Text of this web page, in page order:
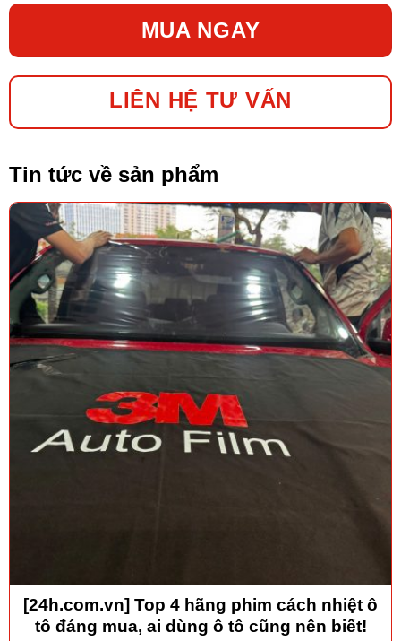
MUA NGAY
LIÊN HỆ TƯ VẤN
Tin tức về sản phẩm
[24h.com.vn] Top 4 hãng phim cách nhiệt ô
tô đáng mua, ai dùng ô tô cũng nên biết!